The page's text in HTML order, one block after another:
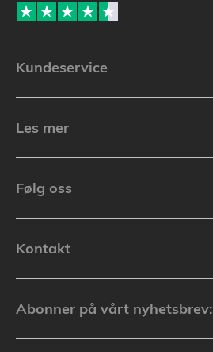
Kundeservice
Les mer
Følg oss
Kontakt
Abonner på vårt nyhetsbrev: